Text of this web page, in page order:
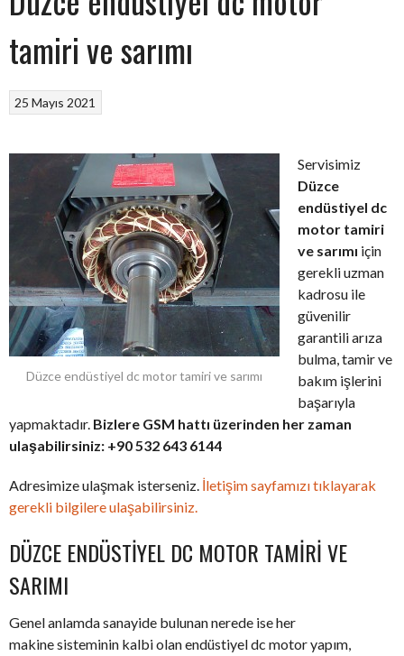
tamiri ve sarımı
25 Mayıs 2021
Düzce endüstiyel dc motor tamiri ve sarımı
Servisimiz
Düzce
endüstiyel dc
motor tamiri
ve sarımı için
gerekli uzman
kadrosu ile
güvenilir
garantili arıza
bulma, tamir ve
bakım işlerini
başarıyla
yapmaktadır. Bizlere GSM hattı üzerinden her zaman
ulaşabilirsiniz: +90 532 643 6144
Adresimize ulaşmak isterseniz. İletişim sayfamızı tıklayarak
gerekli bilgilere ulaşabilirsiniz.
DÜZCE ENDÜSTIYEL DC MOTOR TAMIRI VE
SARIMI
Genel anlamda sanayide bulunan nerede ise her
makine sisteminin kalbi olan endüstiyel dc motor yapım,